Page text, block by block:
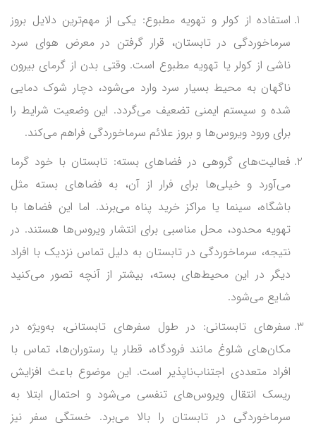
استفاده از کولر و تهویه مطبوع: یکی از مهم‌ترین دلایل بروز
سرماخوردگی در تابستان، قرار گرفتن در معرض هوای سرد
ناشی از کولر یا تهویه مطبوع است. وقتی بدن از گرمای بیرون
ناگهان به محیط بسیار سرد وارد می‌شود، دچار شوک دمایی
شده و سیستم ایمنی تضعیف می‌گردد. این وضعیت شرایط را
برای ورود ویروس‌ها و بروز علائم سرماخوردگی فراهم می‌کند.
فعالیت‌های گروهی در فضاهای بسته: تابستان با خود گرما
می‌آورد و خیلی‌ها برای فرار از آن، به فضاهای بسته مثل
باشگاه، سینما یا مراکز خرید پناه می‌برند. اما این فضاها با
تهویه محدود، محل مناسبی برای انتشار ویروس‌ها هستند. در
نتیجه، سرماخوردگی در تابستان به دلیل تماس نزدیک با افراد
دیگر در این محیط‌های بسته، بیشتر از آنچه تصور می‌کنید
شایع می‌شود.
سفرهای تابستانی: در طول سفرهای تابستانی، به‌ویژه در
مکان‌های شلوغ مانند فرودگاه، قطار یا رستوران‌ها، تماس با
افراد متعددی اجتناب‌ناپذیر است. این موضوع باعث افزایش
ریسک انتقال ویروس‌های تنفسی می‌شود و احتمال ابتلا به
سرماخوردگی در تابستان را بالا می‌برد. خستگی سفر نیز